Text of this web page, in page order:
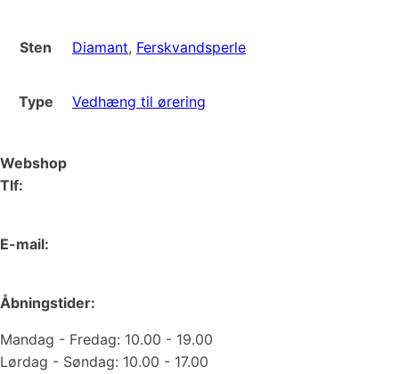
Sten Diamant, Ferskvandsperle
Type Vedhæng til ørering
Webshop
Tlf:
E-mail:
Åbningstider:
Mandag - Fredag: 10.00 - 19.00
Lørdag - Søndag: 10.00 - 17.00